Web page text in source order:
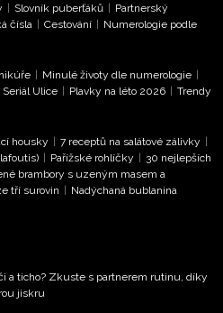
souhlasíte s Obchodními
BurdaMedia Extra s.r.o.
k organizaci a
novinek.
| Slovník puberťáků | Partnerský
čísla | Cestování | Numerologie podle
| Minulé životy dle numerologie |
Seriál Ulice | Plavky na léto 2026 | Trendy
housky | 7 receptů na salátové zálivky |
| Pařížské rohlíčky | 30 nejlepších
brambory s uzeným masem a
tří surovin | Nadýchaná bublanina
a ticho? Zkuste s partnerem rutinu, díky
jiskru